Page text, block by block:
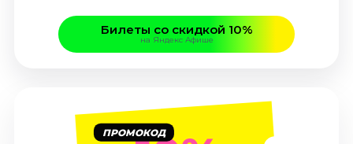
Сентябрь 2026
Октябрь 2026
Декабрь 2026
Сентябрь 2026
Билеты со скидкой 10%
на Яндекс Афише
ПРОМОКОД